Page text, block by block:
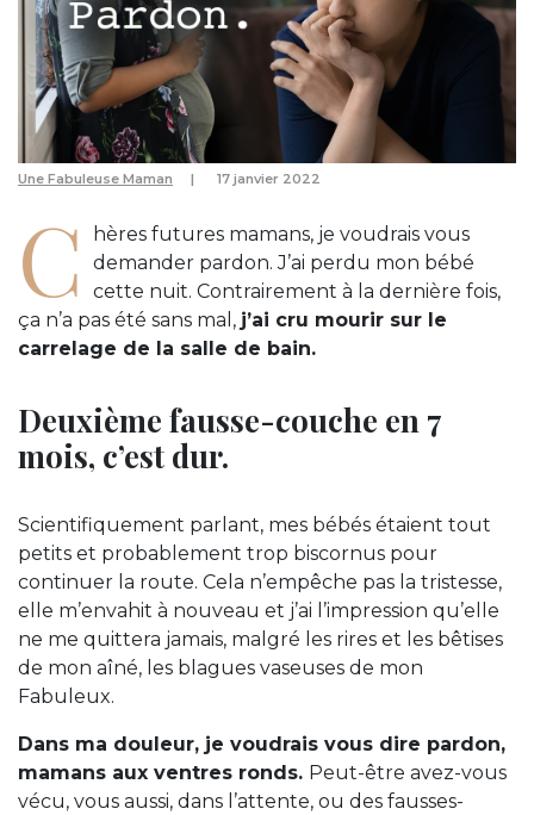
Une Fabuleuse Maman 17 janvier 2022
C
hères futures mamans, je voudrais vous
demander pardon. J’ai perdu mon bébé
cette nuit. Contrairement à la dernière fois,
ça n’a pas été sans mal, j’ai cru mourir sur le
carrelage de la salle de bain.
Deuxième fausse-couche en 7
mois, c’est dur.
Scientifiquement parlant, mes bébés étaient tout
petits et probablement trop biscornus pour
continuer la route. Cela n’empêche pas la tristesse,
elle m’envahit à nouveau et j’ai l’impression qu’elle
ne me quittera jamais, malgré les rires et les bêtises
de mon aîné, les blagues vaseuses de mon
Fabuleux.
Dans ma douleur, je voudrais vous dire pardon,
mamans aux ventres ronds. Peut-être avez-vous
vécu, vous aussi, dans l’attente, ou des fausses-